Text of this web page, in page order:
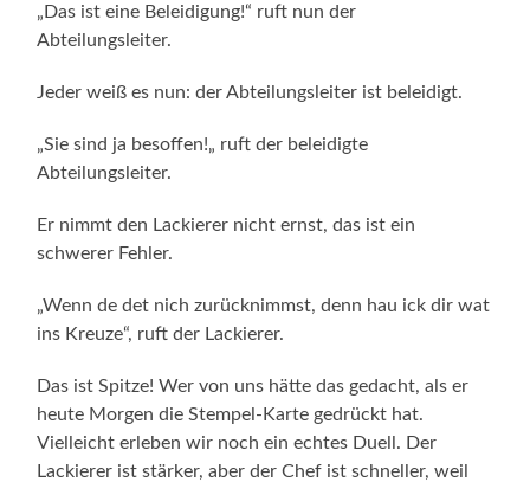
„Das ist eine Beleidigung!“ ruft nun der
Abteilungsleiter.
Jeder weiß es nun: der Abteilungsleiter ist beleidigt.
„Sie sind ja besoffen!„ ruft der beleidigte
Abteilungsleiter.
Er nimmt den Lackierer nicht ernst, das ist ein
schwerer Fehler.
„Wenn de det nich zurücknimmst, denn hau ick dir wat
ins Kreuze“, ruft der Lackierer.
Das ist Spitze! Wer von uns hätte das gedacht, als er
heute Morgen die Stempel-Karte gedrückt hat.
Vielleicht erleben wir noch ein echtes Duell. Der
Lackierer ist stärker, aber der Chef ist schneller, weil